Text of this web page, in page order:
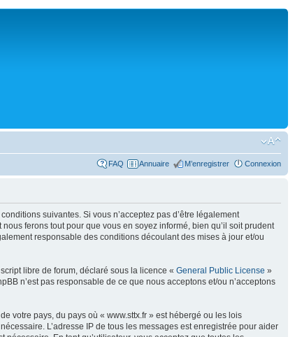
FAQ Annuaire M’enregistrer Connexion
suivantes. Si vous n’acceptez pas d’être légalement
ferons tout pour que vous en soyez informé, bien qu’il soit prudent
responsable des conditions découlant des mises à jour et/ou
libre de forum, déclaré sous la licence « General Public License »
n’est pas responsable de ce que nous acceptons et/ou n’acceptons
votre pays, du pays où « www.sttx.fr » est hébergé ou les lois
L’adresse IP de tous les messages est enregistrée pour aider